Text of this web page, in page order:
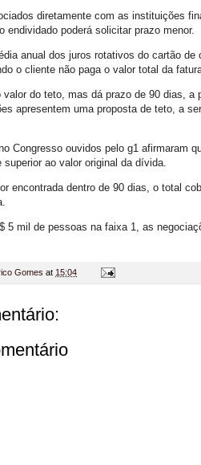
diretamente com as instituições
endividado poderá solicitar prazo menor.
anual dos juros rotativos do cartão
o cliente não paga o valor total da
valor do teto, mas dá prazo de 90 dias, a
apresentem uma proposta de teto, a
Congresso ouvidos pelo g1 afirmaram
ao valor original da dívida.
encontrada dentro de 90 dias, o total
5 mil de pessoas na faixa 1, as
Gomes at 15:04